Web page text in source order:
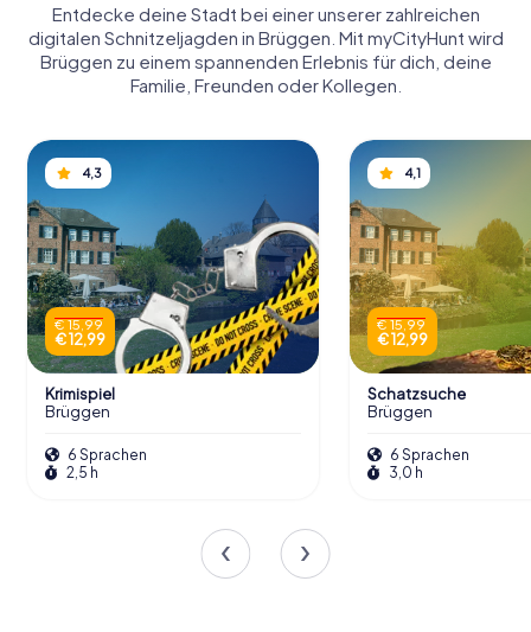
Entdecke deine Stadt bei einer unserer zahlreichen
digitalen Schnitzeljagden in Brüggen. Mit myCityHunt wird
Brüggen zu einem spannenden Erlebnis für dich, deine
Familie, Freunden oder Kollegen.
4,3
€ 15,99
€ 12,99
Krimispiel
Brüggen
6 Sprachen
2,5 h
4,1
€ 15,99
€ 12,99
Schatzsuche
Brüggen
6 Sprachen
3,0 h